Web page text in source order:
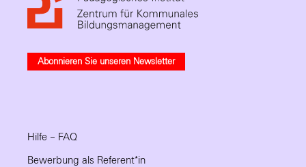
Abonnieren Sie unseren Newsletter
Hilfe – FAQ
Bewerbung als Referent*in